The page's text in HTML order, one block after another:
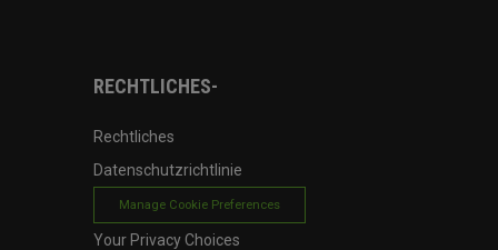
RECHTLICHES-
Rechtliches
Datenschutzrichtlinie
Manage Cookie Preferences
Your Privacy Choices